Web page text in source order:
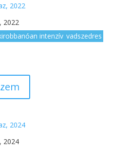
2022
intenzív vadszedres
2024